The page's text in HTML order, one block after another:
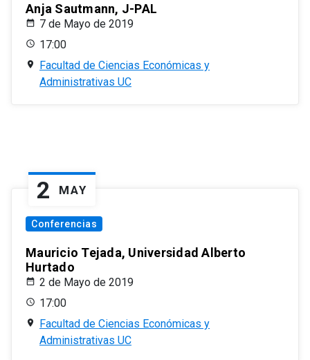
Anja Sautmann, J-PAL
7 de Mayo de 2019
17:00
Facultad de Ciencias Económicas y
Administrativas UC
2 MAY
Conferencias
Mauricio Tejada, Universidad Alberto
Hurtado
2 de Mayo de 2019
17:00
Facultad de Ciencias Económicas y
Administrativas UC